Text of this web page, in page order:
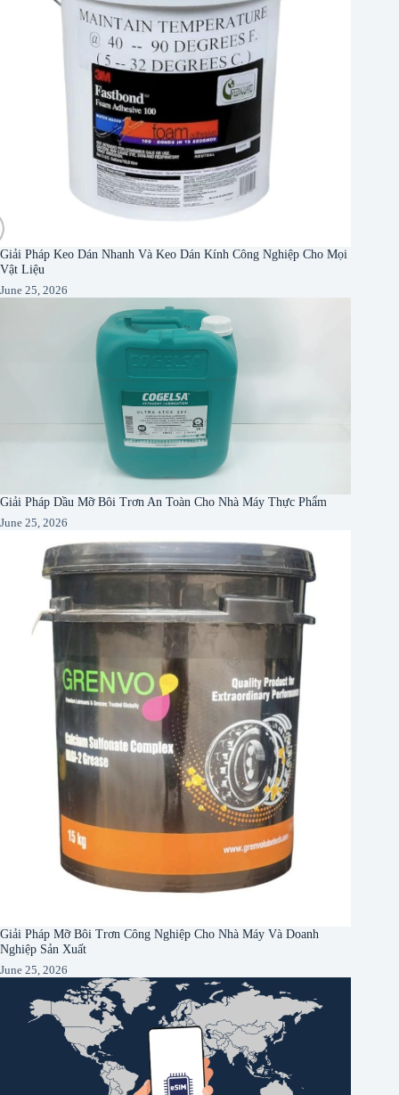
Giải Pháp Keo Dán Nhanh Và Keo Dán Kính Công Nghiệp Cho Mọi
Vật Liệu
June 25, 2026
Giải Pháp Dầu Mỡ Bôi Trơn An Toàn Cho Nhà Máy Thực Phẩm
June 25, 2026
Giải Pháp Mỡ Bôi Trơn Công Nghiệp Cho Nhà Máy Và Doanh
Nghiệp Sản Xuất
June 25, 2026